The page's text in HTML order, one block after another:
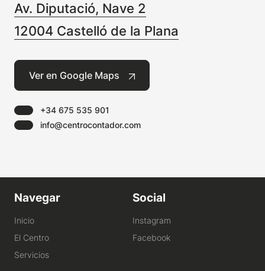
Av. Diputació, Nave 2
12004 Castelló de la Plana
Ver en Google Maps
+34 675 535 901
info@centrocontador.com
Navegar
Inicio
El Centro
Servicios
Social
Instagram
Facebook